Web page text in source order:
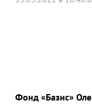
Фонд «Базис»